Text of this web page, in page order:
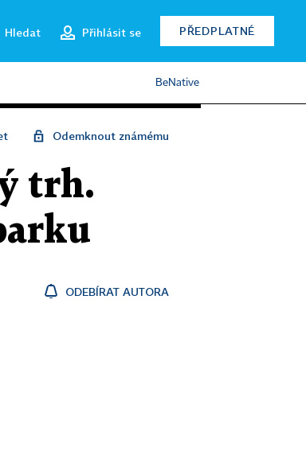
Hledat Přihlásit se PŘEDPLATNÉ
BeNative
Odemknout známému
trh.
ODEBÍRAT AUTORA